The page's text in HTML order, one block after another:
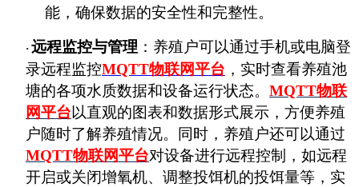
能，确保数据的安全性和完整性。
· 远程监控与管理 ：养殖户可以通过手机或电脑登
录远程监控MQTT物联网平台 ，实时查看养殖池
塘的各项水质数据和设备运行状态。 MQTT物联
网平台以直观的图表和数据形式展示，方便养殖
户随时了解养殖情况。同时，养殖户还可以通过
MQTT物联网平台对设备进行远程控制，如远程
开启或关闭增氧机、调整投饵机的投饵量等，实